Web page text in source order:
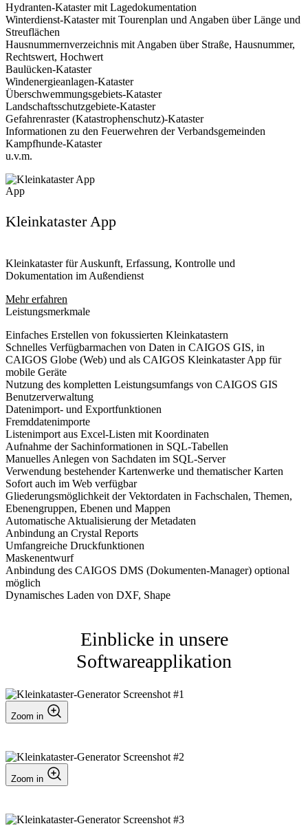
Hydranten-Katastermit Lagedokumentation
Winterdienst-Katastermit Tourenplan und Angaben über Länge und
Streuflächen
Hausnummernverzeichnis mit Angaben über Straße, Hausnummer,
Rechtswert, Hochwert
Baulücken-Kataster
Windenergieanlagen-Kataster
Überschwemmungsgebiets-Kataster
Landschaftsschutzgebiete-Kataster
Gefahrenraster (Katastrophenschutz)-Kataster
Informationen zu den Feuerwehren der Verbandsgemeinden
Kampfhunde-Kataster
u.v.m.
App
Kleinkataster App
Kleinkataster für Auskunft, Erfassung, Kontrolle und
Dokumentation im Außendienst
Mehr erfahren
Leistungsmerkmale
Einfaches Erstellen von fokussierten Kleinkatastern
Schnelles Verfügbarmachen von Daten in CAIGOS GIS, in
CAIGOS Globe (Web) und als CAIGOS Kleinkataster App für
mobile Geräte
Nutzung des kompletten Leistungsumfangs von CAIGOS GIS
Benutzerverwaltung
Datenimport- und Exportfunktionen
Fremddatenimporte
Listenimport aus Excel-Listen mit Koordinaten
Aufnahme der Sachinformationen in SQL-Tabellen
Manuelles Anlegen von Sachdaten im SQL-Server
Verwendung bestehender Kartenwerke und thematischer Karten
Sofort auch im Web verfügbar
Gliederungsmöglichkeit der Vektordaten in Fachschalen, Themen,
Ebenengruppen, Ebenen und Mappen
Automatische Aktualisierung der Metadaten
Anbindung an Crystal Reports
Umfangreiche Druckfunktionen
Maskenentwurf
Anbindung des CAIGOS DMS (Dokumenten-Manager) optional
möglich
Dynamisches Laden von DXF, Shape
Einblicke in unsere
Softwareapplikation
Zoom in
Zoom in